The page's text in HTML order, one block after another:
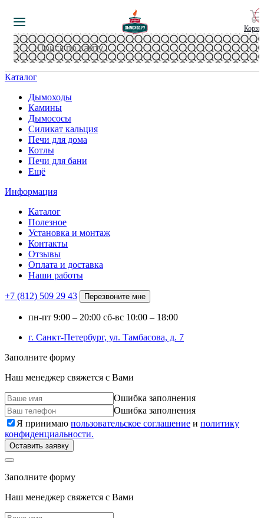
Каталог
Дымоходы
Камины
Дымососы
Силикат кальция
Печи для дома
Котлы
Печи для бани
Ещё
Информация
Каталог
Полезное
Установка и монтаж
Контакты
Отзывы
Оплата и доставка
Наши работы
+7 (812) 509 29 43 Перезвоните мне
пн-пт 9:00 – 20:00 сб-вс 10:00 – 18:00
г. Санкт-Петербург, ул. Тамбасова, д. 7
Заполните форму
Наш менеджер свяжется с Вами
Ошибка заполнения
Ошибка заполнения
Я принимаю пользовательское соглашение и политику
конфиденциальности.
Оставить заявку
Заполните форму
Наш менеджер свяжется с Вами